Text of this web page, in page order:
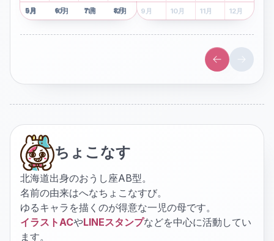
5月 6月 7月 8月
9月 10月 11月 12月 5 月 6月 7月 8月
9 月 10月 11月 12月
ちょこなす
北海道出身のおうし座AB型。
名前の由来はへなちょこなすび。
ゆるキャラを描くのが得意な一児の母です。
イラストACやLINEスタンプなどを中心に活動してい
ます。